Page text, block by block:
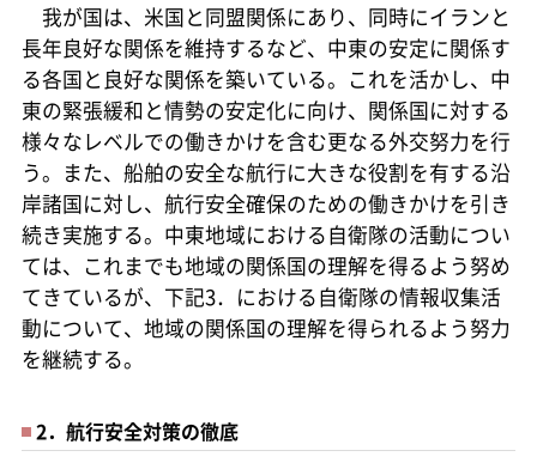
我が国は、米国と同盟関係にあり、同時にイランと
長年良好な関係を維持するなど、中東の安定に関係す
る各国と良好な関係を築いている。これを活かし、中
東の緊張緩和と情勢の安定化に向け、関係国に対する
様々なレベルでの働きかけを含む更なる外交努力を行
う。また、船舶の安全な航行に大きな役割を有する沿
岸諸国に対し、航行安全確保のための働きかけを引き
続き実施する。中東地域における自衛隊の活動につい
ては、これまでも地域の関係国の理解を得るよう努め
てきているが、下記3．における自衛隊の情報収集活
動について、地域の関係国の理解を得られるよう努力
を継続する。
2．航行安全対策の徹底